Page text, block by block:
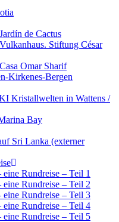
de Cactus
Stiftung César
Omar Sharif
Kirkenes-Bergen
Kristallwelten in Wattens /
Bay
Sri Lanka (externer
eine Rundreise – Teil 1
eine Rundreise – Teil 2
eine Rundreise – Teil 3
eine Rundreise – Teil 4
eine Rundreise – Teil 5